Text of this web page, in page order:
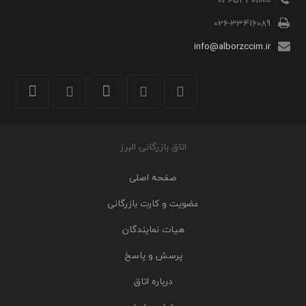
026-33416089
info@alborzccim.ir
اتاق بازرگانی البرز
صفحه اصلی
عضویت و کارت بازرگانی
هیات نمایندگان
پرسش و پاسخ
درباره اتاق